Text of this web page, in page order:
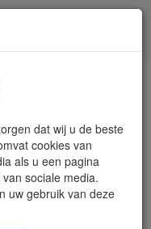
dat wij u de beste
cookies van
als u een pagina
sociale media.
uw gebruik van deze
en boringen
ringkalibers) met
types schroefdraad,
voor boringen,